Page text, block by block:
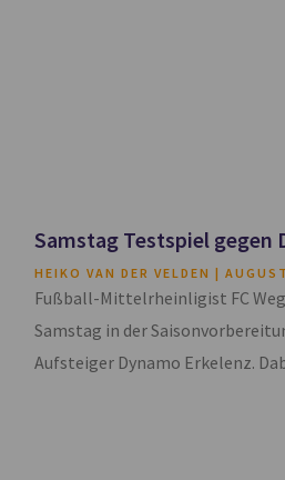
Samstag Testspiel gegen
HEIKO VAN DER VELDEN
Fußball-Mittelrheinligist FC
Samstag in der
Aufsteiger Dynamo Erkelenz.